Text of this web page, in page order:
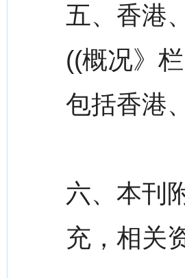
五、香港
((概况》
包括香港
六、本刊
充，相关